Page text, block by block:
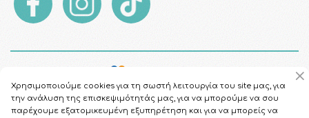
Χρησιμοποιούμε cookies για τη σωστή λειτουργία του site μας, για
την ανάλυση της επισκεψιμότητάς μας, για να μπορούμε να σου
παρέχουμε εξατομικευμένη εξυπηρέτηση και για να μπορείς να